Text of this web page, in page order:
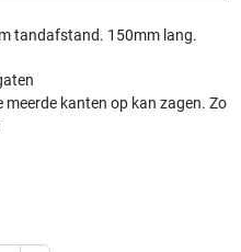
tandafstand. 150mm lang.
kanten op kan zagen. Zo